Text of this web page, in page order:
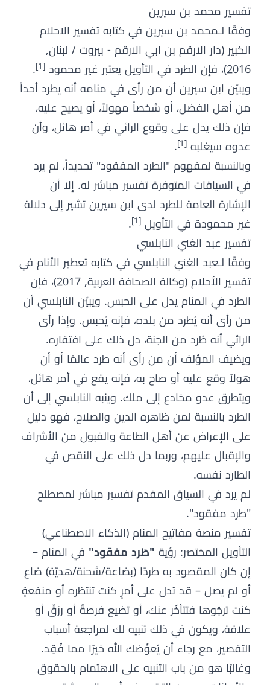
تفسير محمد بن سيرين
وفقًا لـمحمد بن سيرين في كتابه تفسير الاحلام
الكبير (دار الارقم بن ابي الارقم - بيروت / لبنان,
2016)، فإن الطرد في التأويل يعتبر غير محمود
[1]
.
ويبيّن ابن سيرين أن من رأى في منامه أنه يطرد أحداً
من أهل الفضل، أو شخصاً مهولاً، أو يصيح عليه،
فإن ذلك يدل على وقوع الرائي في أمر هائل، وأن
عدوه سيغلبه [1]
.
وبالنسبة لمفهوم "الطرد المفقود" تحديداً، لم يرد
في السياقات المتوفرة تفسير مباشر له. إلا أن
الإشارة العامة للطرد لدى ابن سيرين تشير إلى دلالة
غير محمودة في التأويل [1]
.
تفسير عبد الغني النابلسي
وفقًا لـعبد الغني النابلسي في كتابه تعطير الأنام في
تفسير الأحلام (وكالة الصحافة العربية, 2017)، فإن
الطرد في المنام يدل على الحبس. ويبيّن النابلسي أن
من رأى أنه يُطرد من بلده، فإنه يُحبس. وإذا رأى
الرائي أنه طُرد من الجنة، دل ذلك على افتقاره.
ويضيف المؤلف أن من رأى أنه طرد عالمًا أو أن
هولاً وقع عليه أو صاح به، فإنه يقع في أمر هائل،
ويتطرق عدو مخادع إلى ملك. وينبه النابلسي إلى أن
الطرد بالنسبة لمن ظاهره الدين والصلاح، فهو دليل
على الإعراض عن أهل الطاعة والقبول من الأشراف
والإقبال عليهم، وربما دل ذلك على النقص في
الطارد نفسه.
لم يرد في السياق المقدم تفسير مباشر لمصطلح
"طرد مفقود".
تفسير منصة مفاتيح المنام (الذكاء الاصطناعي)
التأويل المختصر: رؤية "طَرد مفقود" في المنام –
إن كان المقصود به طردًا (بضاعة/شحنة/هديّة) ضاع
أو لم يصل – قد تدل على أمرٍ كنت تنتظره أو منفعةٍ
كنت ترجُوها فتتأخّر عنك، أو تضيع فرصةٌ أو رزقٌ أو
علاقة، ويكون في ذلك تنبيه لك لمراجعة أسباب
التقصير، مع رجاء أن يُعوِّضك الله خيرًا مما فُقِد.
وغالبًا هو من باب التنبيه على الاهتمام بالحقوق